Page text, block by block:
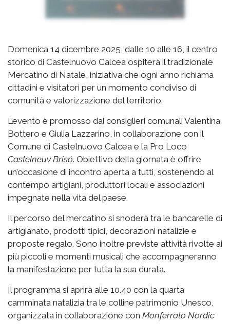
Domenica 14 dicembre 2025, dalle 10 alle 16, il centro
storico di Castelnuovo Calcea ospiterà il tradizionale
Mercatino di Natale, iniziativa che ogni anno richiama
cittadini e visitatori per un momento condiviso di
comunità e valorizzazione del territorio.
L’evento è promosso dai consiglieri comunali Valentina
Bottero e Giulia Lazzarino, in collaborazione con il
Comune di Castelnuovo Calcea e la Pro Loco
Castelneuv Brisó. Obiettivo della giornata è offrire
un’occasione di incontro aperta a tutti, sostenendo al
contempo artigiani, produttori locali e associazioni
impegnate nella vita del paese.
Il percorso del mercatino si snoderà tra le bancarelle di
artigianato, prodotti tipici, decorazioni natalizie e
proposte regalo. Sono inoltre previste attività rivolte ai
più piccoli e momenti musicali che accompagneranno
la manifestazione per tutta la sua durata.
Il programma si aprirà alle 10.40 con la quarta
camminata natalizia tra le colline patrimonio Unesco,
organizzata in collaborazione con Monferrato Nordic